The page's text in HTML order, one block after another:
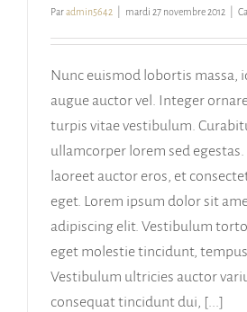
Paradmin5642 mardi 27 novembre 2012
Nunc euismod lobortis massa,
augue auctor vel. Integer
turpis vitae vestibulum.
ullamcorper lorem sed
laoreet auctor eros, et
eget. Lorem ipsum dolor sit
adipiscing elit. Vestibulum
eget molestie tincidunt,
Vestibulum ultricies auctor
consequat tincidunt dui, [...]